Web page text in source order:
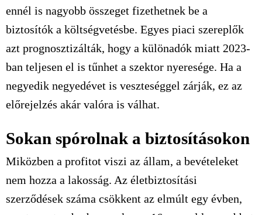
ennél is nagyobb összeget fizethetnek be a
biztosítók a költségvetésbe. Egyes piaci szereplők
azt prognosztizálták, hogy a különadók miatt 2023-
ban teljesen el is tűnhet a szektor nyeresége. Ha a
negyedik negyedévet is veszteséggel zárják, ez az
előrejelzés akár valóra is válhat.
Sokan spórolnak a biztosításokon
Miközben a profitot viszi az állam, a bevételeket
nem hozza a lakosság. Az életbiztosítási
szerződések száma csökkent az elmúlt egy évben,